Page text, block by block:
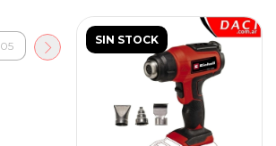
SIN STOCK